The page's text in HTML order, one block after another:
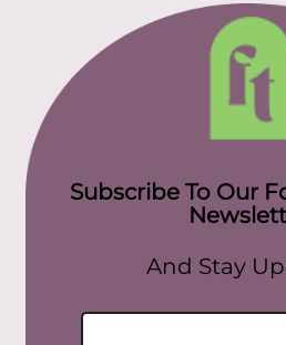
Subscribe To Our
And Stay